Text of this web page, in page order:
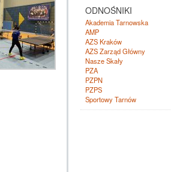
ODNOŚNIKI
Akademia Tarnowska
AMP
AZS Kraków
AZS Zarząd Główny
Nasze Skały
PZA
PZPN
PZPS
Sportowy Tarnów